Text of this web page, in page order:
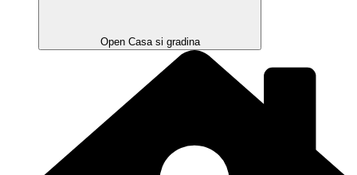
Open Casa si gradina